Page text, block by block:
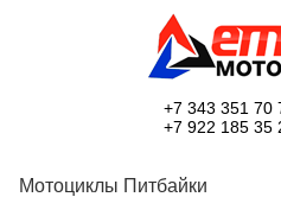
+7 343 351 70
+7 922 185 35
Мотоциклы Питбайки